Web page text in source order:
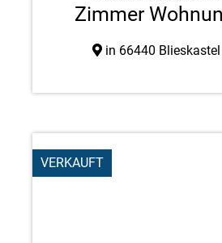
Zimmer
in 66440
VERKAUFT